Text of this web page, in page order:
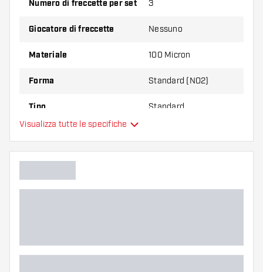
spessore diverso di alette per scoprire quale
Numero di freccette per set 3
Giocatore di freccette Nessuno
Materiale 100 Micron
Forma Standard (NO2)
Tipo Standard
Colore principale
Visualizza tutte le specifiche